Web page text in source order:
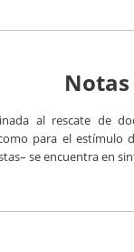
al rescate de
para el estímulo
se encuentra en